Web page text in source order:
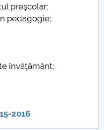
preşcolar;
pedagogie;
învăţământ;
2016